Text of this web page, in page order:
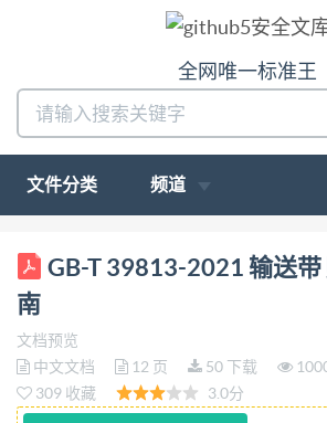
全网唯一标准王
文件分类 频道
ICS 53.040.20 GB G 42 中华人民共
GB/T39813—2021/ISO5285:2012
运指南 Conveyor belts-Guidelines
handling (ISO5285:2012,IDT) 2021-
10-01实施 国家市场监督管理总局
理委员会 中华人民共 和国 国家标
GB-T 39813-2021 输送
南
文档预览
中文文档
12 页 50 下载
309 收藏
3.0分